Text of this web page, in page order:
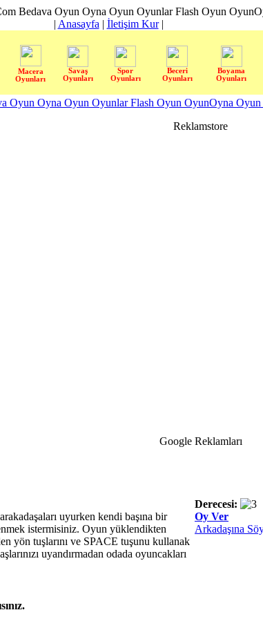
Bedava Oyun Oyna Oyun Oyunlar Flash Oyun
| Anasayfa | İletişim Kur|
Macera
Oyunları
Savaş
Oyunları
Spor
Oyunları
Beceri
Oyunları
Boyama
Oyunları
Oyun Oyna Oyun Oyunlar Flash Oyun OyunOyna Oyun
Reklamstore
Google Reklamları
uyurken kendi başına bir
istermisiniz. Oyun yüklendikten
yön tuşlarını ve SPACE tuşunu kullanak
uyandırmadan odada oyuncakları
Derecesi:
Oy Ver
Arkadaşına